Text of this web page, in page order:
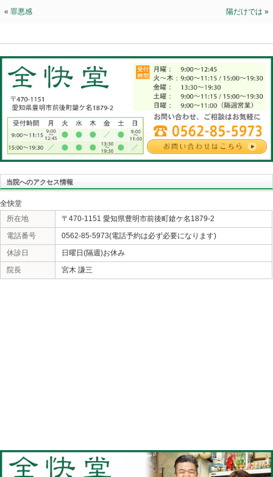
600円盗られたようなことだから分かり難い」等々。よ
のに凄く悩むと思うんですよ。それをプレゼントするん
大きさも心の広さも全て規格外なんですよ、大谷翔平っ
の小学校へグローブ、小学生100人の留学資金提供、被
•金という奴等じゃ無いから寄付も出来る。金の為にプ
に野球を楽しんでいる、その延長線上に「みんなが幸せ
出来れば」という奴なんですよ大谷翔平って『漢(おと
イナス発言、マイナス投稿する輩には一生理解出来ない